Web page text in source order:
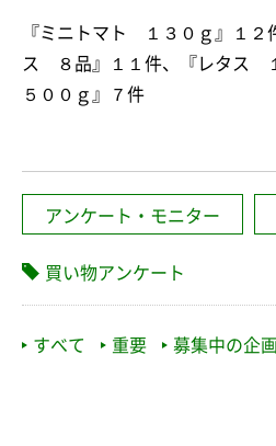
『ミニトマト １３０ｇ』１２
ス ８品』１１件、『レタス
５００ｇ』７件
アンケート・モニター
買い物アンケート
すべて 重要 募集中の企画